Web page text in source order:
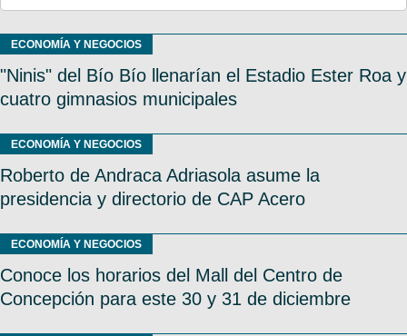
ECONOMÍA Y NEGOCIOS
"Ninis" del Bío Bío llenarían el Estadio Ester Roa y
cuatro gimnasios municipales
ECONOMÍA Y NEGOCIOS
Roberto de Andraca Adriasola asume la
presidencia y directorio de CAP Acero
ECONOMÍA Y NEGOCIOS
Conoce los horarios del Mall del Centro de
Concepción para este 30 y 31 de diciembre